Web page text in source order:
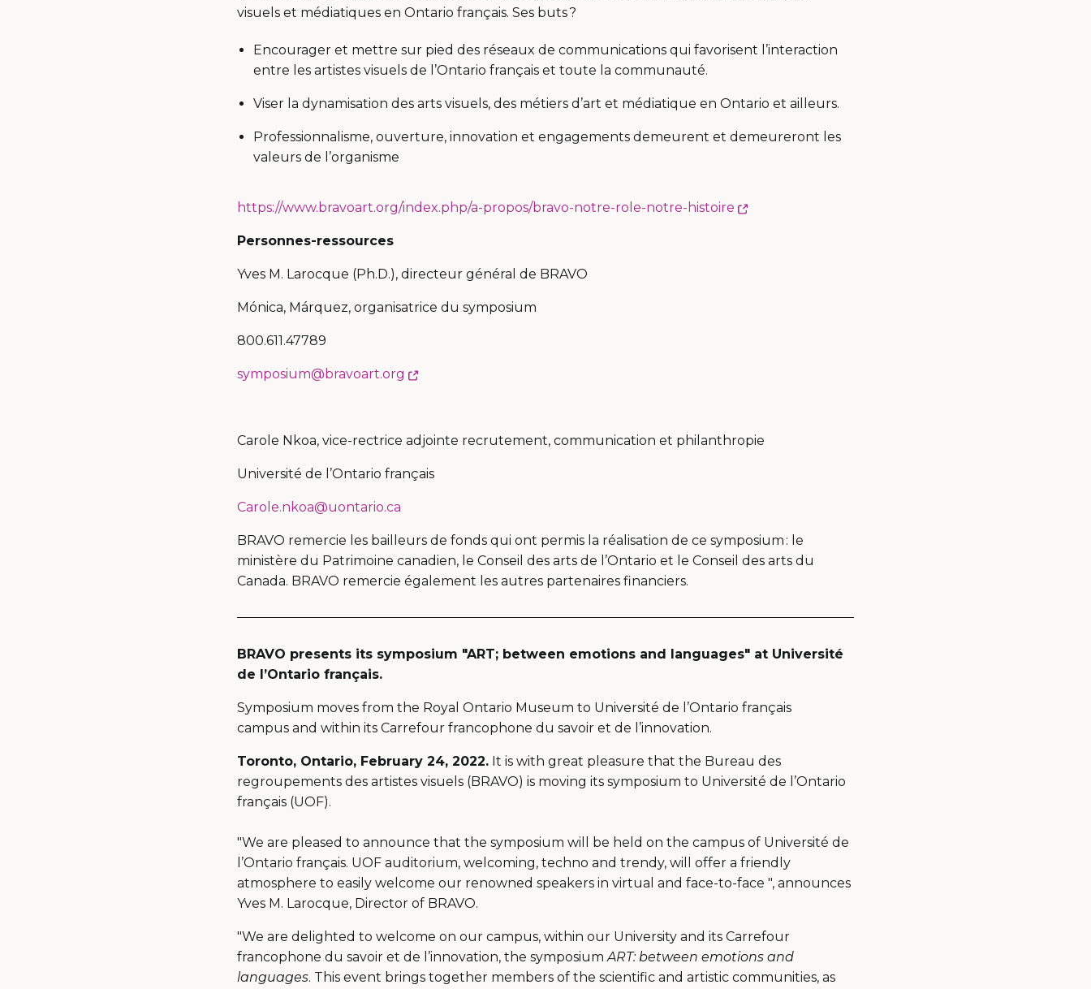
visuels et médiatiques en Ontario français. Ses buts ?
Encourager et mettre sur pied des réseaux de communications qui favorisent l’interaction
entre les artistes visuels de l’Ontario français et toute la communauté.
Viser la dynamisation des arts visuels, des métiers d’art et médiatique en Ontario et ailleurs.
Professionnalisme, ouverture, innovation et engagements demeurent et demeureront les
valeurs de l’organisme
https://www.bravoart.org/index.php/a-propos/bravo-notre-role-notre-histoire
Personnes-ressources
Yves M. Larocque (Ph.D.), directeur général de BRAVO
Mónica, Márquez, organisatrice du symposium
800.611.47789
symposium@bravoart.org
dans
nouvelle
Carole Nkoa, vice-rectrice adjointe recrutement, communication et philanthropie
Université de l’Ontario français
Carole.nkoa@uontario.ca
BRAVO remercie les bailleurs de fonds qui ont permis la réalisation de ce symposium : le
ministère du Patrimoine canadien, le Conseil des arts de l’Ontario et le Conseil des arts du
Canada. BRAVO remercie également les autres partenaires financiers.
BRAVO presents its symposium "ART; between emotions and languages" at Université
de l’Ontario français.
Symposium moves from the Royal Ontario Museum to Université de l’Ontario français
campus and within its Carrefour francophone du savoir et de l’innovation.
Toronto, Ontario, February 24, 2022. It is with great pleasure that the Bureau des
regroupements des artistes visuels (BRAVO) is moving its symposium to Université de l’Ontario
français (UOF).
"We are pleased to announce that the symposium will be held on the campus of Université de
l’Ontario français. UOF auditorium, welcoming, techno and trendy, will offer a friendly
atmosphere to easily welcome our renowned speakers in virtual and face-to-face ", announces
Yves M. Larocque, Director of BRAVO.
"We are delighted to welcome on our campus, within our University and its Carrefour
francophone du savoir et de l’innovation, the symposiumART: between emotions and
languages. This event brings together members of the scientific and artistic communities, as